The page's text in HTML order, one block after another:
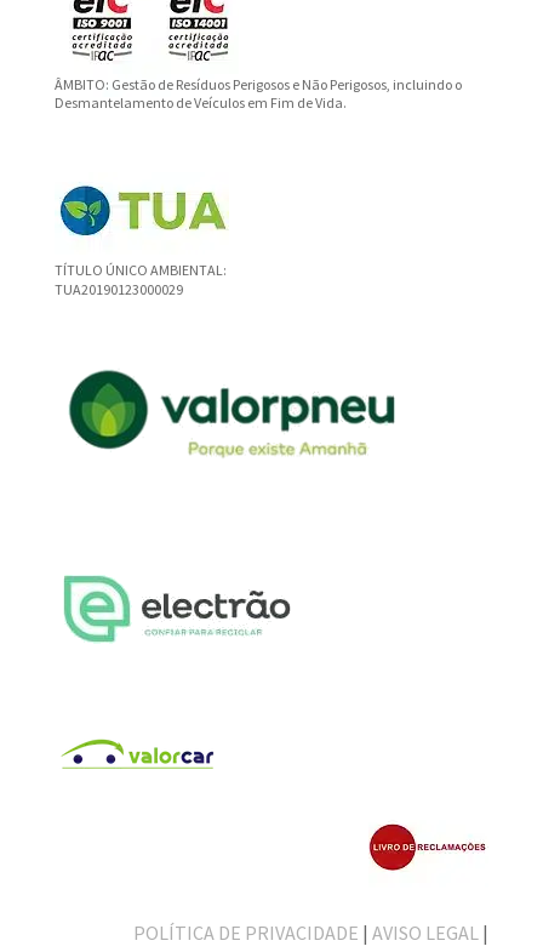
ÂMBITO: Gestão de Resíduos Perigosos e Não Perigosos, incluindo o
Desmantelamento de Veículos em Fim de Vida.
TÍTULO ÚNICO AMBIENTAL:
TUA20190123000029
POLÍTICA DE PRIVACIDADE |AVISO LEGAL |